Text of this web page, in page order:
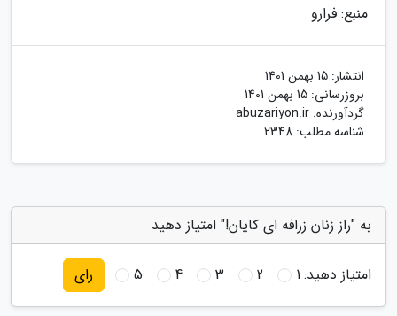
منبع: فرارو
انتشار: 15 بهمن 1401
بروزرسانی: 15 بهمن 1401
گردآورنده: abuzariyon.ir
شناسه مطلب: 2348
به "راز زنان زرافه ای کایان!" امتیاز دهید
امتیاز دهید:1
2
3
4
5 رای